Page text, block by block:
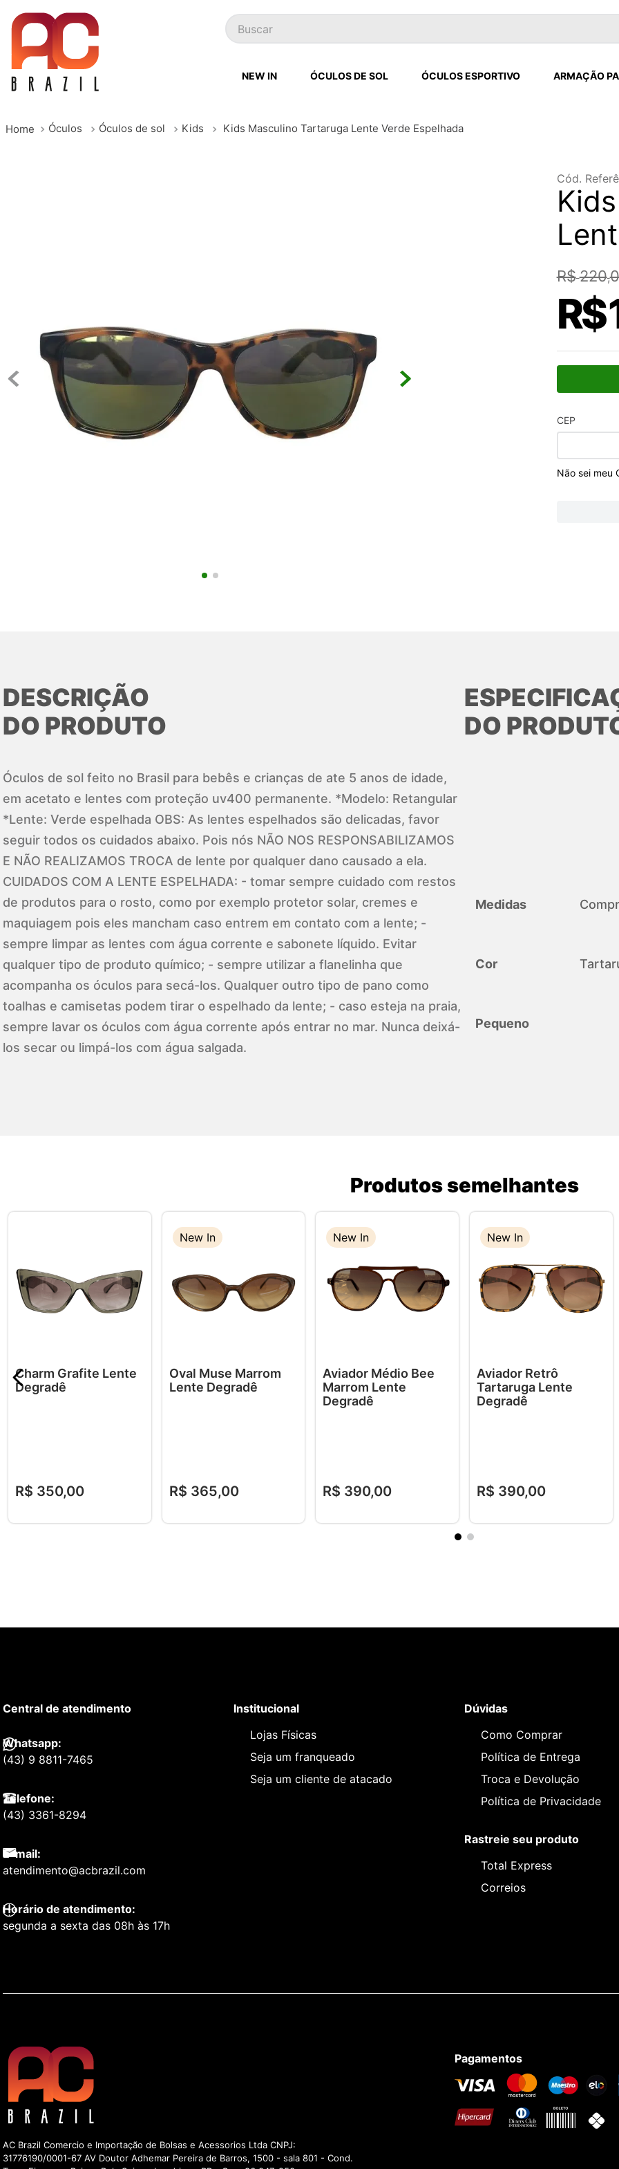
Buscar
NEW IN ÓCULOS DE SOL ÓCULOS ESPORTIVO ARMAÇÃO
Óculos Óculos de sol Kids Kids Masculino Tartaruga Lente Verde Espelhada
Cód.
R$220,
R$
CEP
Não sei meu
DESCRIÇÃO
DO PRODUTO
Óculos de sol feito no Brasil para bebês e crianças de ate 5 anos de idade,
em acetato e lentes com proteção uv400 permanente. *Modelo: Retangular
*Lente: Verde espelhada OBS: As lentes espelhados são delicadas, favor
seguir todos os cuidados abaixo. Pois nós NÃO NOS RESPONSABILIZAMOS
E NÃO REALIZAMOS TROCA de lente por qualquer dano causado a ela.
CUIDADOS COM A LENTE ESPELHADA: - tomar sempre cuidado com restos
de produtos para o rosto, como por exemplo protetor solar, cremes e
maquiagem pois eles mancham caso entrem em contato com a lente; -
sempre limpar as lentes com água corrente e sabonete líquido. Evitar
qualquer tipo de produto químico; - sempre utilizar a flanelinha que
acompanha os óculos para secá-los. Qualquer outro tipo de pano como
toalhas e camisetas podem tirar o espelhado da lente; - caso esteja na praia,
sempre lavar os óculos com água corrente após entrar no mar. Nunca deixá-
los secar ou limpá-los com água salgada.
DO
Medidas
Cor
Pequeno
Produtos semelhantes
Charm Grafite Lente
Degradê
R$ 350,00
New In
Oval Muse Marrom
Lente Degradê
R$ 365,00
New In
Aviador Médio Bee
Marrom Lente
Degradê
R$ 390,00
New In
Aviador Retrô
Tartaruga Lente
Degradê
R$ 390,00
Central de atendimento
Whatsapp:
(43) 9 8811-7465
Telefone:
(43) 3361-8294
E-mail:
atendimento@acbrazil.com
Horário de atendimento:
segunda a sexta das 08h às 17h
Institucional
Lojas Físicas
Seja um franqueado
Seja um cliente de atacado
Dúvidas
Como Comprar
Política de Entrega
Troca e Devolução
Política de Privacidade
Rastreie seu produto
Total Express
Correios
AC Brazil Comercio e Importação de Bolsas e Acessorios Ltda CNPJ:
31776190/0001-67 AV Doutor Adhemar Pereira de Barros, 1500 - sala 801 - Cond.
Pagamentos